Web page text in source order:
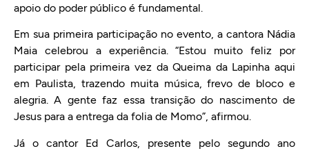
apoio do poder público é fundamental.
Em sua primeira participação no evento, a cantora Nádia
Maia celebrou a experiência. “Estou muito feliz por
participar pela primeira vez da Queima da Lapinha aqui
em Paulista, trazendo muita música, frevo de bloco e
alegria. A gente faz essa transição do nascimento de
Jesus para a entrega da folia de Momo”, afirmou.
Já o cantor Ed Carlos, presente pelo segundo ano